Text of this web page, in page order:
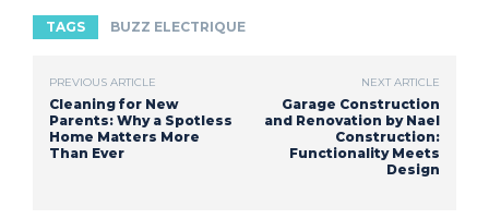
TAGS BUZZ ELECTRIQUE
PREVIOUS ARTICLE
Cleaning for New
Parents: Why a Spotless
Home Matters More
Than Ever
NEXT ARTICLE
Garage Construction
and Renovation by Nael
Construction:
Functionality Meets
Design